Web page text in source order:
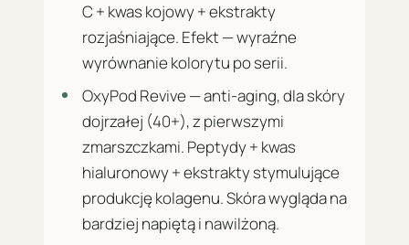
C + kwas kojowy + ekstrakty
rozjaśniające. Efekt — wyraźne
wyrównanie kolorytu po serii.
OxyPod Revive — anti-aging, dla skóry
dojrzałej (40+), z pierwszymi
zmarszczkami. Peptydy + kwas
hialuronowy + ekstrakty stymulujące
produkcję kolagenu. Skóra wygląda na
bardziej napiętą i nawilżoną.